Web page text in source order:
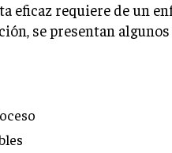
eficaz requiere de un
se presentan algunos